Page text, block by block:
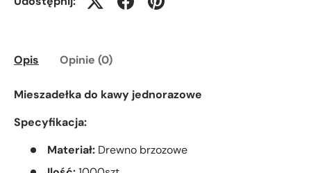
Opis Opinie (0)
Mieszadełka do kawy jednorazowe
Specyfikacja:
Materiał: Drewno brzozowe